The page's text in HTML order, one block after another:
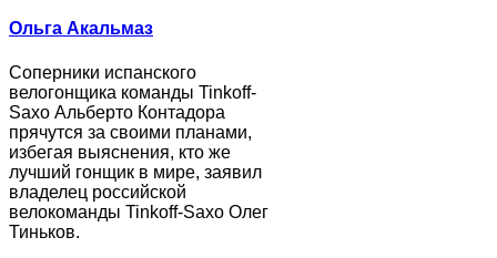
Ольга Акальмаз
Соперники испанского
велогонщика команды Tinkoff-
Saxo Альберто Контадора
прячутся за своими планами,
избегая выяснения, кто же
лучший гонщик в мире, заявил
владелец российской
велокоманды Tinkoff-Saxo Олег
Тиньков.